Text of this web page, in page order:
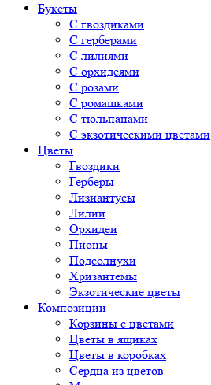
Букеты
С гвоздиками
С герберами
С лилиями
С орхидеями
С розами
С ромашками
С тюльпанами
С экзотическими цветами
Цветы
Гвоздики
Герберы
Лизиантусы
Лилии
Орхидеи
Пионы
Подсолнухи
Хризантемы
Экзотические цветы
Композиции
Корзины с цветами
Цветы в ящиках
Цветы в коробках
Сердца из цветов